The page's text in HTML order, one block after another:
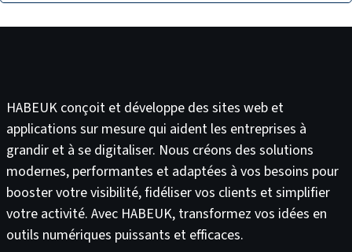
HABEUK conçoit et développe des sites webet
applications sur mesurequi aident les entreprises à
grandir et à se digitaliser. Nous créons des solutions
modernes, performantes et adaptées à vos besoins pour
booster votre visibilité,fidéliser vos clients etsimplifier
votre activité. Avec HABEUK, transformez vos idées en
outils numériques puissants et efficaces.